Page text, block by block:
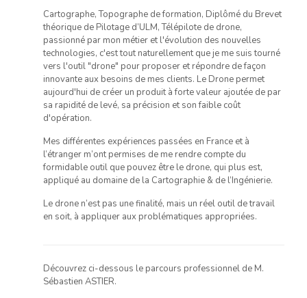
Cartographe, Topographe de formation, Diplômé du Brevet
théorique de Pilotage d’ULM, Télépilote de drone,
passionné par mon métier et l'évolution des nouvelles
technologies, c'est tout naturellement que je me suis tourné
vers l'outil "drone" pour proposer et répondre de façon
innovante aux besoins de mes clients. Le Drone permet
aujourd'hui de créer un produit à forte valeur ajoutée de par
sa rapidité de levé, sa précision et son faible coût
d'opération.
Mes différentes expériences passées en France et à
l’étranger m’ont permises de me rendre compte du
formidable outil que pouvez être le drone, qui plus est,
appliqué au domaine de la Cartographie & de l’Ingénierie.
Le drone n’est pas une finalité, mais un réel outil de travail
en soit, à appliquer aux problématiques appropriées.
Découvrez ci-dessous le parcours professionnel de M.
Sébastien ASTIER.